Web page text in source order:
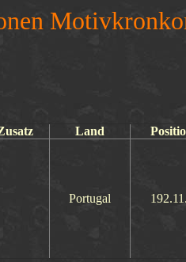
Land
Portugal